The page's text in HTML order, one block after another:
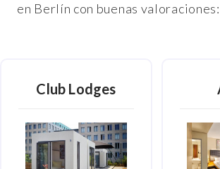
en Berlín con buenas valoraciones:
Club Lodges